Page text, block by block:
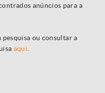
anúncios para a
pesquisa ou consultar a
aqui